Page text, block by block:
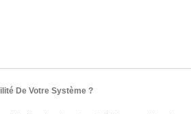
De Votre Système ?